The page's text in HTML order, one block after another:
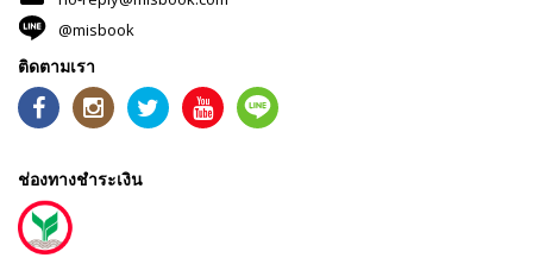
@misbook
ติดตามเรา
ช่องทางชำระเงิน